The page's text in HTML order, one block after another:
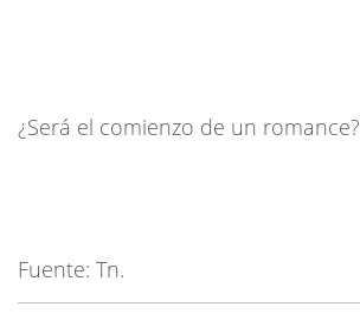
¿Será el comienzo de un romance?
Fuente: Tn.